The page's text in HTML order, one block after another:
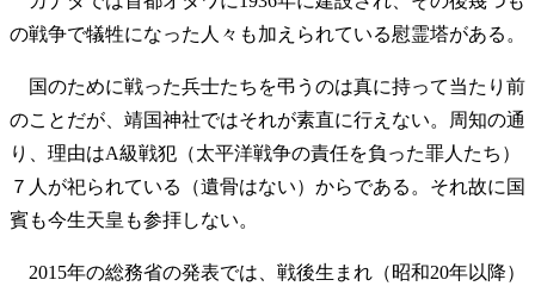
の戦争で犠牲になった人々も加えられている慰霊塔がある。
国のために戦った兵士たちを弔うのは真に持って当たり前
のことだが、靖国神社ではそれが素直に行えない。周知の通
り、理由はA級戦犯（太平洋戦争の責任を負った罪人たち）
７人が祀られている（遺骨はない）からである。それ故に国
賓も今生天皇も参拝しない。
2015年の総務省の発表では、戦後生まれ（昭和20年以降）